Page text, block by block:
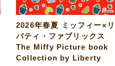
2026年春夏 ミッフィー×リ
バティ・ファブリックス
The Miffy Picture book
Collection by Liberty